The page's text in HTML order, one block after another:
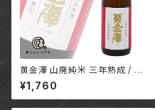
黄金澤 山廃純米 三年熟成 / 宮
城 合名会社川敬商店
¥1,760